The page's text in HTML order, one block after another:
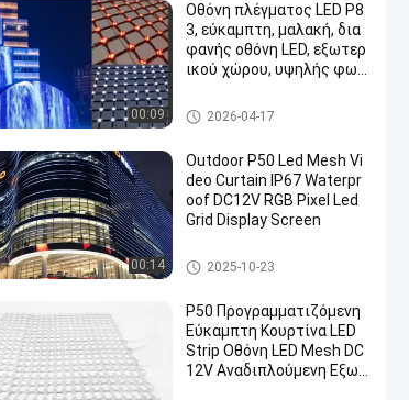
00:09
Οθόνη πλέγματος LED P8
3, εύκαμπτη, μαλακή, δια
φανής οθόνη LED, εξωτερ
ικού χώρου, υψηλής φωτ
όνη κουρτίνας LED για πρ
οσόψεις κτιρίων, τοίχου
ντου, διαφημιστικές οθό
νες
Οθόνη LED Mesh
2026-04-17
00:14
Outdoor P50 Led Mesh Vi
deo Curtain IP67 Waterpr
oof DC12V RGB Pixel Led
Grid Display Screen
Οθόνη LED Mesh
2025-10-23
P50 Προγραμματιζόμενη
Εύκαμπτη Κουρτίνα LED
Strip Οθόνη LED Mesh DC
12V Αναδιπλούμενη Εξωτ